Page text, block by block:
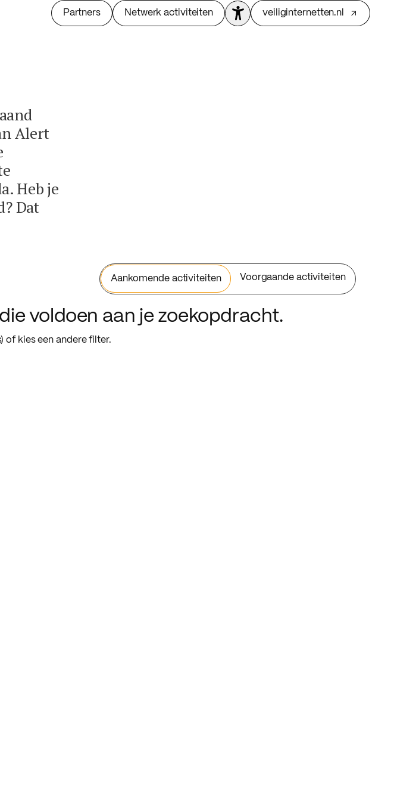
Partners Netwerk activiteiten veiliginternetten.nl
Alert
Heb je
Dat
Aankomende activiteiten Voorgaande activiteiten
voldoen aan je zoekopdracht.
of kies een andere filter.